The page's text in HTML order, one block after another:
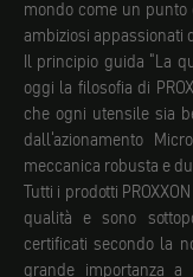
mondo come un
ambiziosi appassionati
Il principio guida "La
oggi la filosofia di
che ogni utensile sia
dall'azionamento
meccanica robusta e
Tutti i prodotti
qualità e sono
certificati secondo la
grande importanza